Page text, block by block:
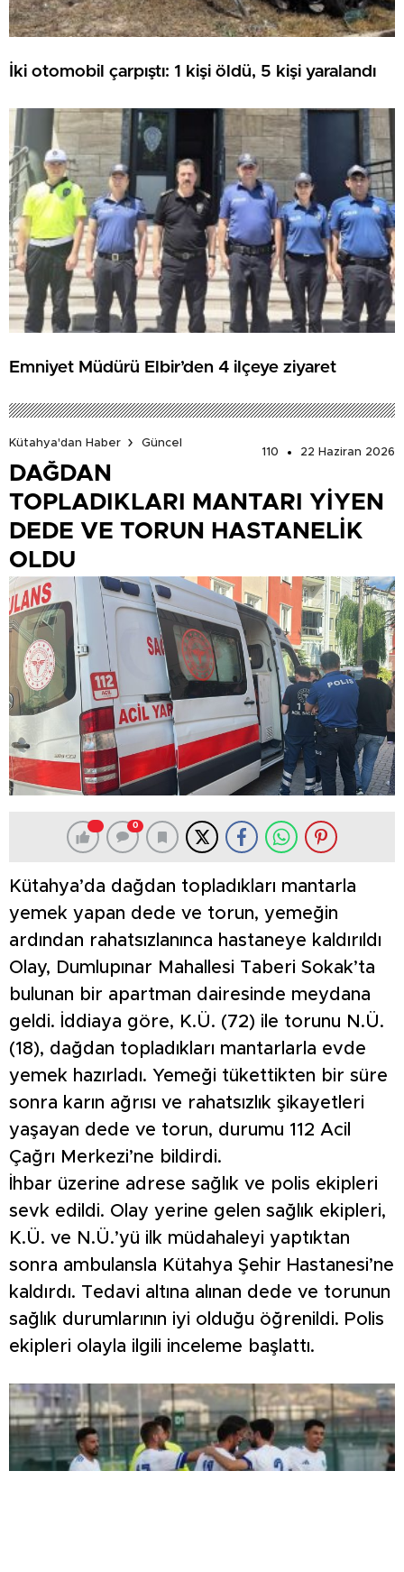
İki otomobil çarpıştı: 1 kişi öldü, 5 kişi yaralandı
Emniyet Müdürü Elbir’den 4 ilçeye ziyaret
Kütahya'dan Haber
Güncel
110
22 Haziran 2026
DAĞDAN
TOPLADIKLARI MANTARI YİYEN
DEDE VE TORUN HASTANELİK
OLDU
0
Kütahya’da dağdan topladıkları mantarla
yemek yapan dede ve torun, yemeğin
ardından rahatsızlanınca hastaneye kaldırıldı
Olay, Dumlupınar Mahallesi Taberi Sokak’ta
bulunan bir apartman dairesinde meydana
geldi. İddiaya göre, K.Ü. (72) ile torunu N.Ü.
(18), dağdan topladıkları mantarlarla evde
yemek hazırladı. Yemeği tükettikten bir süre
sonra karın ağrısı ve rahatsızlık şikayetleri
yaşayan dede ve torun, durumu 112 Acil
Çağrı Merkezi’ne bildirdi.
İhbar üzerine adrese sağlık ve polis ekipleri
sevk edildi. Olay yerine gelen sağlık ekipleri,
K.Ü. ve N.Ü.’yü ilk müdahaleyi yaptıktan
sonra ambulansla Kütahya Şehir Hastanesi’ne
kaldırdı. Tedavi altına alınan dede ve torunun
sağlık durumlarının iyi olduğu öğrenildi. Polis
ekipleri olayla ilgili inceleme başlattı.